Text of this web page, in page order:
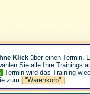
Klick über einen Termin.
Sie alle Ihre Trainings
Termin wird das Training
zum
| "Warenkorb" | .